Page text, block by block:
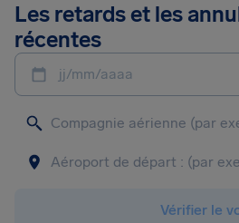
Les retards et les
récentes
jj/mm/aaaa
Vérifier le